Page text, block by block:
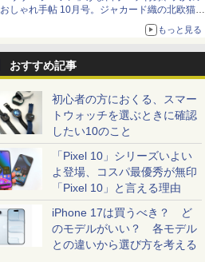
おしゃれ手帖 10月号。ジャカード織の北欧猫デ
もっと見る
おすすめ記事
初心者の方におくる、スマー
トウォッチを選ぶときに確認
したい10のこと
「Pixel 10」シリーズいよい
よ登場、コスパ最優秀が無印
「Pixel 10」と言える理由
iPhone 17は買うべき？ ど
のモデルがいい？ 各モデル
との違いから選び方を考える